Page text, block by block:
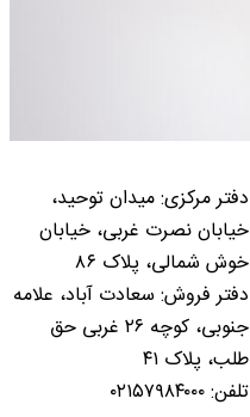
دفتر مرکزی: میدان توحید،
خیابان نصرت غربی، خیابان
خوش شمالی، پلاک ۸۶
دفتر فروش: سعادت آباد، علامه
جنوبی، کوچه ۲۶ غربی حق
طلب، پلاک ۴۱
تلفن: ۰۲۱۵۷۹۸۴۰۰۰